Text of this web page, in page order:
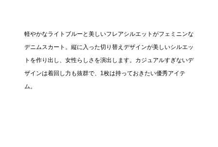
軽やかなライトブルーと美しいフレアシルエットがフェミニンな
デニムスカート。縦に入った切り替えデザインが美しいシルエッ
トを作り出し、女性らしさを演出します。カジュアルすぎないデ
ザインは着回し力も抜群で、1枚は持っておきたい優秀アイテ
ム。